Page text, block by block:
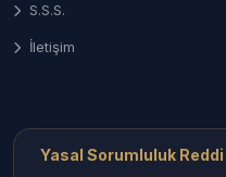
sonrası sigorta
Sigorta Tahkim
Arama
S.S.S.
İletişim
Yasal Sorumluluk Reddi